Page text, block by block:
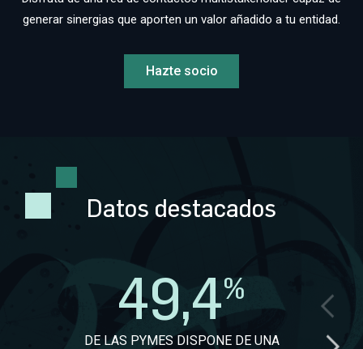
generar sinergias que aporten un valor añadido a tu entidad.
Hazte socio
Datos destacados
49,4%
DE LAS PYMES DISPONE DE UNA
DE